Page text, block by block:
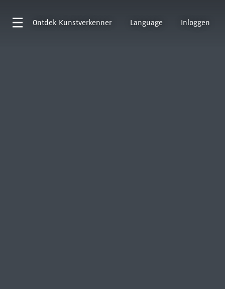
Ontdek Kunstverkenner Language Inloggen